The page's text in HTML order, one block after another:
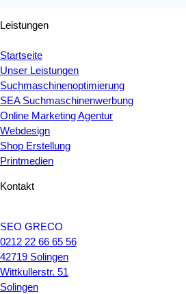
Leistungen
Startseite
Unser Leistungen
Suchmaschinenoptimierung
SEA Suchmaschinenwerbung
Online Marketing Agentur
Webdesign
Shop Erstellung
Printmedien
Kontakt
SEO GRECO
0212 22 66 65 56
42719 Solingen
Wittkullerstr. 51
Solingen